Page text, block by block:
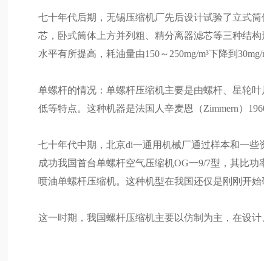
七十年代后期，无锡压缩机厂先后设计试验了立式
芯，卧式筒体上方并列粗、精分离器滤芯等三种结
水平有所提高，耗油量由150～250mg/m³下降到30mg/
单螺杆的情况：单螺杆压缩机主要是由螺杆、星轮
低等特点。这种机器是法国人辛麦恩（Zimmern）
七十年代中期，北京di一通用机械厂通过样本和一些
成功我国首台单螺杆空气压缩机OG一9/7型，其比
喷油单螺杆压缩机。这种机型在我国还仅是刚刚开
这一时期，我国螺杆压缩机主要以仿制为主，在设